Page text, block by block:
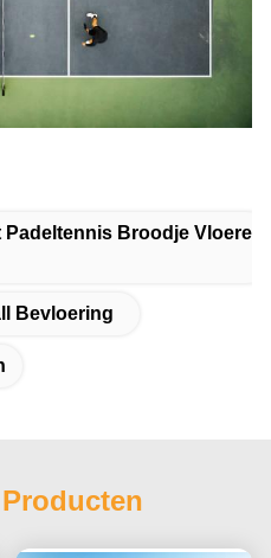
Padeltennis Broodje Vloeren
Bevloering